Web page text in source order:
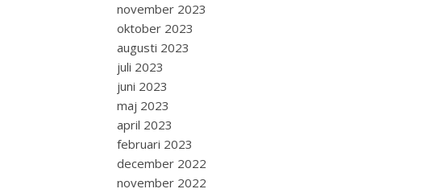
november 2023
oktober 2023
augusti 2023
juli 2023
juni 2023
maj 2023
april 2023
februari 2023
december 2022
november 2022